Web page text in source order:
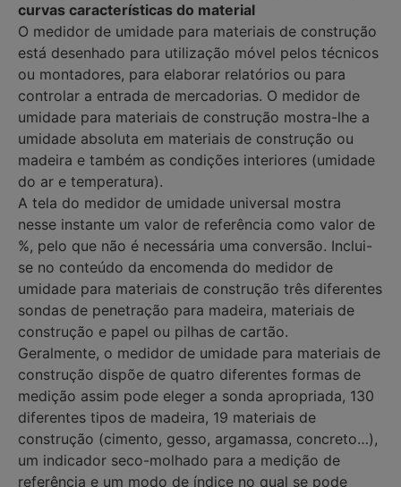
curvas características do material
O medidor de umidade para materiais de construção
está desenhado para utilização móvel pelos técnicos
ou montadores, para elaborar relatórios ou para
controlar a entrada de mercadorias. O medidor de
umidade para materiais de construção mostra-lhe a
umidade absoluta em materiais de construção ou
madeira e também as condições interiores (umidade
do ar e temperatura).
A tela do medidor de umidade universal mostra
nesse instante um valor de referência como valor de
%, pelo que não é necessária uma conversão. Inclui-
se no conteúdo da encomenda do medidor de
umidade para materiais de construção três diferentes
sondas de penetração para madeira, materiais de
construção e papel ou pilhas de cartão.
Geralmente, o medidor de umidade para materiais de
construção dispõe de quatro diferentes formas de
medição assim pode eleger a sonda apropriada, 130
diferentes tipos de madeira, 19 materiais de
construção (cimento, gesso, argamassa, concreto…),
um indicador seco-molhado para a medição de
referência e um modo de índice no qual se pode